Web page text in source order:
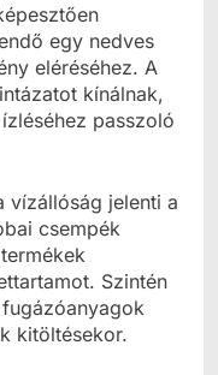
egy nedves
eléréséhez. A
kínálnak,
passzoló
vízállóság jelenti a
csempék
Szintén
kitöltésekor.